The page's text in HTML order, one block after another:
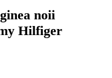
noii
Hilfiger